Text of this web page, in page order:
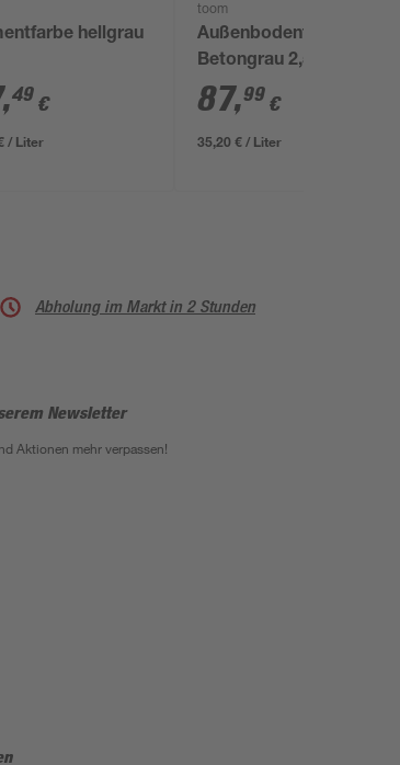
hellgrau
,49 €
/ Liter
toom
Außenbodenfarbe
Betongrau 2,5 l
87,99 €
35,20 € / Liter
Abholung im Markt in 2 Stunden
Newsletter
Aktionen mehr verpassen!